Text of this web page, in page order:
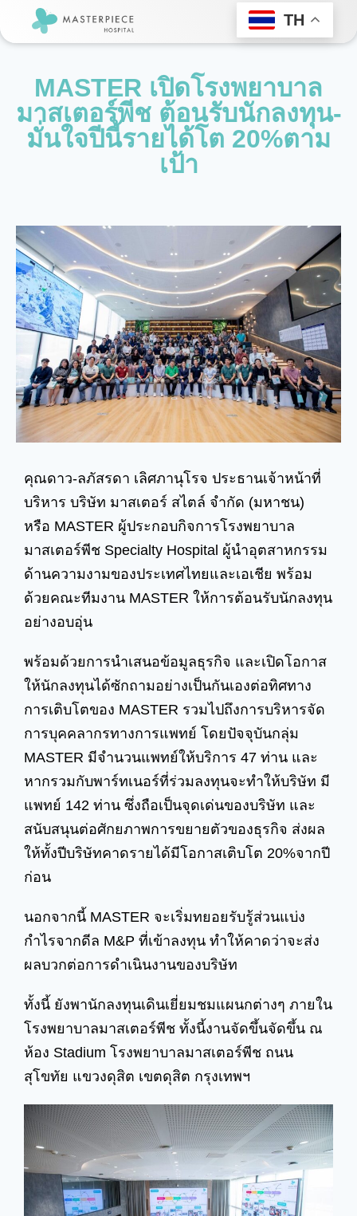
TH
MASTER เปิดโรงพยาบาล
มาสเตอร์พีช ต้อนรับนักลงทุน-
มั่นใจปีนี้รายได้โต 20%ตาม
เป้า
คุณดาว-ลภัสรดา เลิศภานุโรจ ประธานเจ้าหน้าที่
บริหาร บริษัท มาสเตอร์ สไตล์ จำกัด (มหาชน)
หรือ MASTER ผู้ประกอบกิจการโรงพยาบาล
มาสเตอร์พีช Specialty Hospital ผู้นำอุตสาหกรรม
ด้านความงามของประเทศไทยและเอเชีย พร้อม
ด้วยคณะทีมงาน MASTER ให้การต้อนรับนักลงทุน
อย่างอบอุ่น
พร้อมด้วยการนำเสนอข้อมูลธุรกิจ และเปิดโอกาส
ให้นักลงทุนได้ซักถามอย่างเป็นกันเองต่อทิศทาง
การเติบโตของ MASTER รวมไปถึงการบริหารจัด
การบุคคลากรทางการแพทย์ โดยปัจจุบันกลุ่ม
MASTER มีจำนวนแพทย์ให้บริการ 47 ท่าน และ
หากรวมกับพาร์ทเนอร์ที่ร่วมลงทุนจะทำให้บริษัท มี
แพทย์ 142 ท่าน ซึ่งถือเป็นจุดเด่นของบริษัท และ
สนับสนุนต่อศักยภาพการขยายตัวของธุรกิจ ส่งผล
ให้ทั้งปีบริษัทคาดรายได้มีโอกาสเติบโต 20%จากปี
ก่อน
นอกจากนี้ MASTER จะเริ่มทยอยรับรู้ส่วนแบ่ง
กำไรจากดีล M&P ที่เข้าลงทุน ทำให้คาดว่าจะส่ง
ผลบวกต่อการดำเนินงานของบริษัท
ทั้งนี้ ยังพานักลงทุนเดินเยี่ยมชมแผนกต่างๆ ภายใน
โรงพยาบาลมาสเตอร์พีช ทั้งนี้งานจัดขึ้นจัดขึ้น ณ
ห้อง Stadium โรงพยาบาลมาสเตอร์พีช ถนน
สุโขทัย แขวงดุสิต เขตดุสิต กรุงเทพฯ